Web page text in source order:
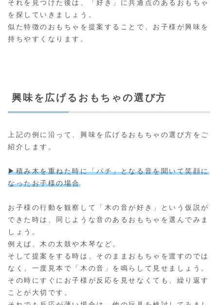
それを見つけた後は、「好き」に共通点のあるおもちゃ
を探していきましょう。
似た特徴のおもちゃを提案することで、お子様が興味を
持ちやすくなります。
興味を広げるおもちゃの選び方
上記の例に沿って、興味を広げるおもちゃの選び方をご
紹介します。
▶︎積み木を重ねた時に「パチ」となる音を聞いて笑顔に
なったお子様の場合
お子様の行動を観察して「木の音が好き」という仮説が
できた時は、同じような音のあるおもちゃを選んでみま
しょう。
例えば、木の太鼓や木琴など。
そして提案をする時は、そのままおもちゃを渡すのでは
なく、一度見本で「木の音」を鳴らして見せましょう。
その時にすぐにお子様が反応を見せなくても、繰り返す
ことが大切です。